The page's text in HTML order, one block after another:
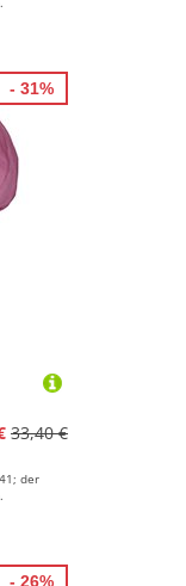
33,40 €
der
- 31%
- 26%